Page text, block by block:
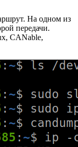
На одном из
передачи.
CANable,